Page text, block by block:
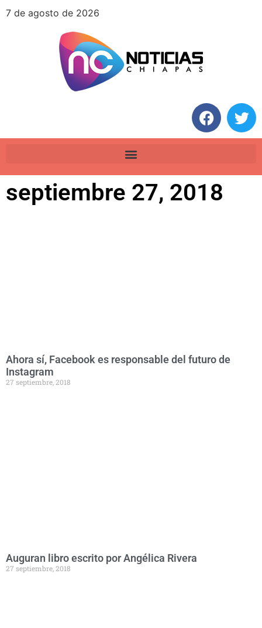
7 de agosto de 2026
septiembre 27, 2018
Ahora sí, Facebook es responsable del futuro de
Instagram
27 septiembre, 2018
Auguran libro escrito por Angélica Rivera
27 septiembre, 2018